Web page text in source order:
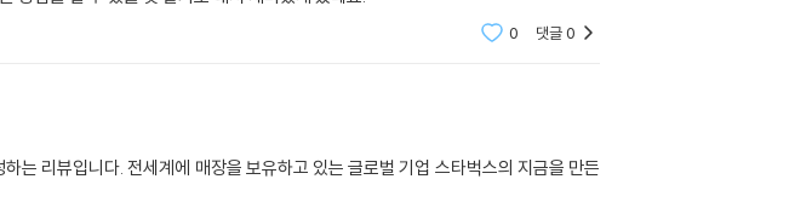
0 댓글0
는 리뷰입니다. 전세계에 매장을 보유하고 있는 글로벌 기업 스타벅스의 지금을 만든